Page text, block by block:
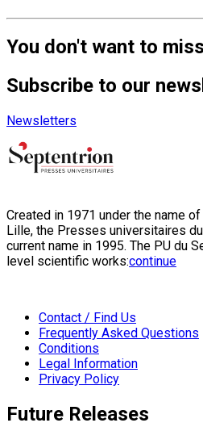
You don't want to
Subscribe to our
Newsletters
Created in 1971 under the name
Lille, the Presses universitaires
current name in 1995. The PU du
level scientific works:continue
Contact / Find Us
Frequently Asked Questions
Conditions
Legal Information
Privacy Policy
Future Releases